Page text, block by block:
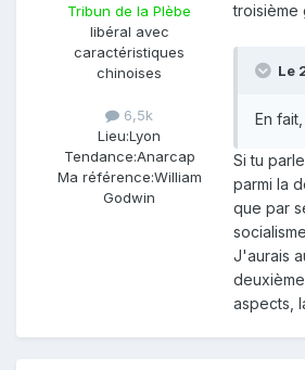
Tribun de la Plèbe
libéral avec
caractéristiques
chinoises
6,5k
Lieu:Lyon
Tendance:Anarcap
Ma référence:William
Godwin
troisième
Le
En
Si tu
parmi la
que par
J'aurais
aspects,